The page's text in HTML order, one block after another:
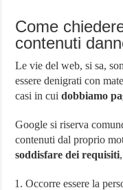
Come
contenuti
Le vie del web, si sa,
essere denigrati con
casi in cui dobbiamo
Google si riserva
contenuti dal proprio
soddisfare dei requisiti
Occorre essere la